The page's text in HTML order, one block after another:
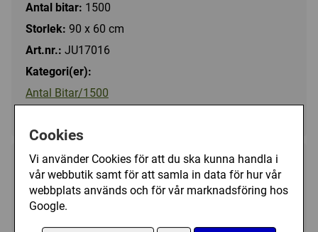
Cookies
Vi använder Cookies för att du ska kunna handla i
vår webbutik samt för att samla in data för hur vår
webbplats används och för vår marknadsföring hos
Google.
Antal bitar: 1500
Storlek: 90 x 60 cm
Art.nr.: JU17016
Kategori(er):
Antal Bitar/1500
189 kr Utgått
Ej tillgänglig